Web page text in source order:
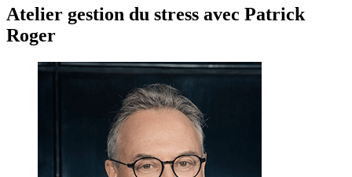
Atelier gestion du stress avec Patrick
Roger